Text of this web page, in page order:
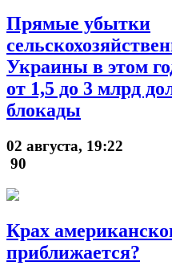
Прямые убытки
Украины в этом
от 1,5 до 3 млрд
блокады
02 августа, 19:22
90
Крах
приближается?